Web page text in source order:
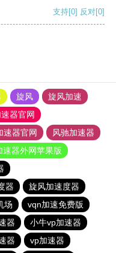
支持[0] 反对[0]
旋风
旋风加速
器官网
速器官网
风驰加速器
速器外网苹果版
器
旋风加速度器
场
vqn加速免费版
器
小牛vp加速器
器
vp加速器